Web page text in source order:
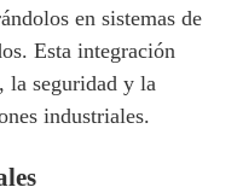
en sistemas de
Esta integración
la seguridad y la
industriales.